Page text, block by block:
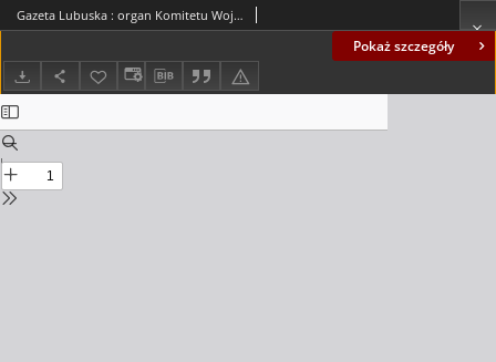
Pokaż szczegóły
Gazeta Lubuska : organ Komitetu Wojewódzkiego Polskiej Zjednoczonej Partii Robotniczej R. II Nr 316 (19 listopada 1949). - Wyd. ABCD